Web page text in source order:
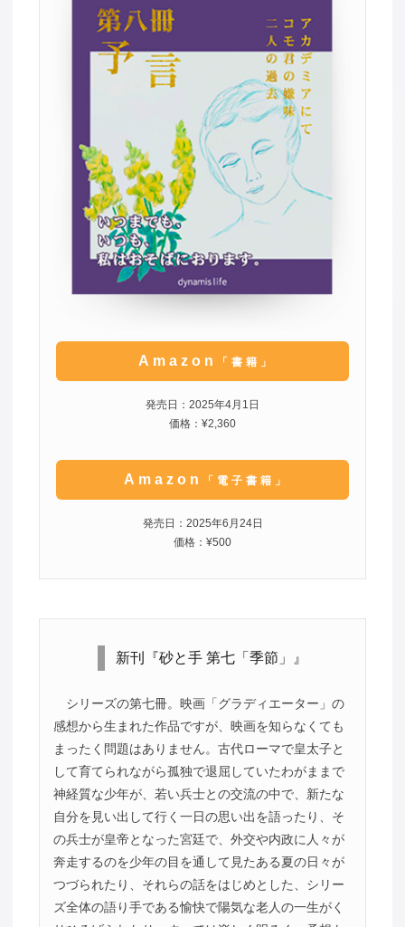
Amazon 「書籍」
発売日：2025年4月1日
価格：¥2,360
Amazon 「電子書籍」
発売日：2025年6月24日
価格：¥500
新刊『砂と手 第七「季節」』
シリーズの第七冊。映画「グラディエーター」の
感想から生まれた作品ですが、映画を知らなくても
まったく問題はありません。古代ローマで皇太子と
して育てられながら孤独で退屈していたわがままで
神経質な少年が、若い兵士との交流の中で、新たな
自分を見い出して行く一日の思い出を語ったり、そ
の兵士が皇帝となった宮廷で、外交や内政に人々が
奔走するのを少年の目を通して見たある夏の日々が
つづられたり、それらの話をはじめとした、シリー
ズ全体の語り手である愉快で陽気な老人の一生がく